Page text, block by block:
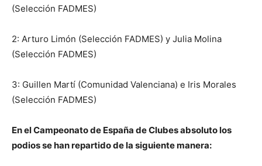
(Selección FADMES)
2: Arturo Limón (Selección FADMES) y Julia Molina
(Selección FADMES)
3: Guillen Martí (Comunidad Valenciana) e Iris Morales
(Selección FADMES)
En el Campeonato de España de Clubes absoluto los
podios se han repartido de la siguiente manera: